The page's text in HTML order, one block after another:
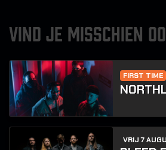
VIND JE MISSCHIEN
FIRST TIME
VRIJ 7